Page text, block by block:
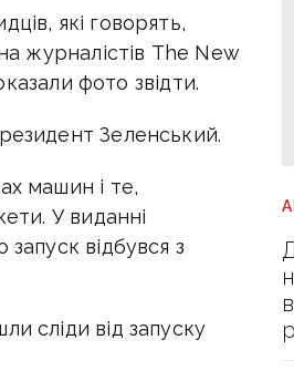
які говорять,
журналістів The New
фото звідти.
Зеленський.
машин і те,
У виданні
відбувся з
сліди від запуску